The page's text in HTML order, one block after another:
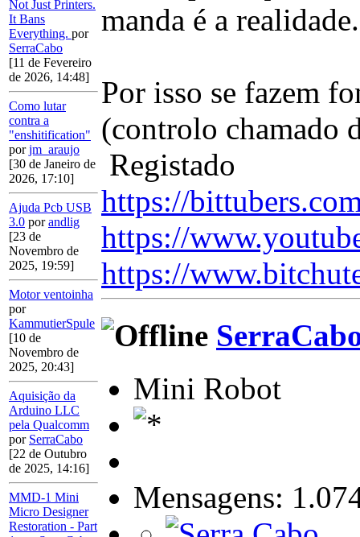
Not Just Printers.
It Bans
Everything. por
SerraCabo
[11 de Fevereiro
de 2026, 14:48]
Como lutar
contra a
"enshitification"
porjm_araujo
[30 de Janeiro de
2026, 17:10]
Ajuda Pcb USB
3.0 porandlig
[23 de
Novembro de
2025, 19:59]
Motor ventoinha
por
KammutierSpule
[10 de
Novembro de
2025, 20:43]
Aquisição da
Arduino LLC
pela Qualcomm
por SerraCabo
[22 de Outubro
de 2025, 14:16]
MMD-1 Mini
Micro Designer
Restoration - Part
manda é a realidade.
Por isso se fazem
(controlo chamado
Registado
https://
https://
https://
Mini Robot
Mensagens: